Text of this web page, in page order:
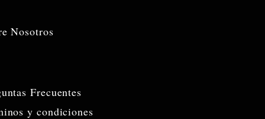
Nosotros
Frecuentes
y condiciones